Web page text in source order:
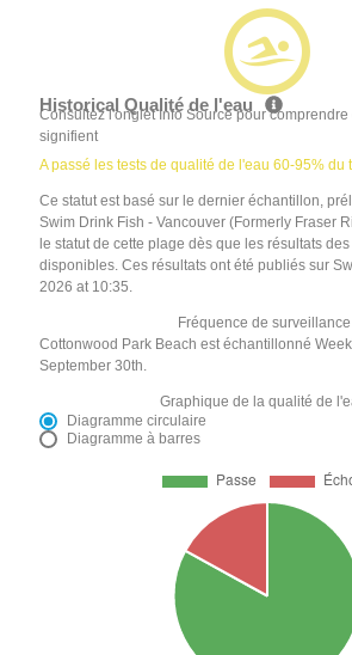
Historical Qualité de l'eau
Consultez l'onglet Info Source pour
signifient
A passé les tests de qualité de l'eau 60-95% du
Ce statut est basé sur le dernier échantillon,
Swim Drink Fish - Vancouver (Formerly Fraser
le statut de cette plage dès que les résultats
disponibles. Ces résultats ont été publiés sur
2026 at 10:35.
Fréquence de surveillance
Cottonwood Park Beach est échantillonné
September 30th.
Graphique de la qualité de
Diagramme circulaire
Diagramme à barres